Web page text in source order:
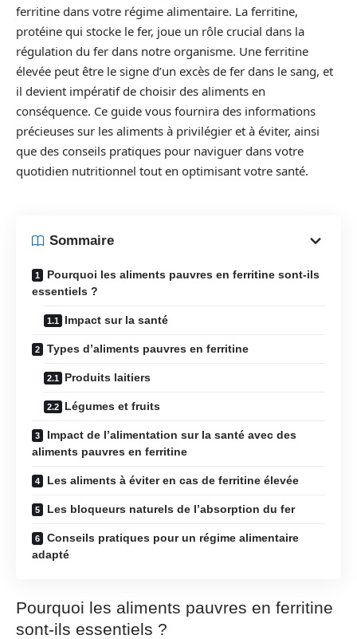
ferritine dans votre régime alimentaire. La ferritine,
protéine qui stocke le fer, joue un rôle crucial dans la
régulation du fer dans notre organisme. Une ferritine
élevée peut être le signe d’un excès de fer dans le sang, et
il devient impératif de choisir des aliments en
conséquence. Ce guide vous fournira des informations
précieuses sur les aliments à privilégier et à éviter, ainsi
que des conseils pratiques pour naviguer dans votre
quotidien nutritionnel tout en optimisant votre santé.
Sommaire
Pourquoi les aliments pauvres en ferritine sont-ils
essentiels ?
Impact sur la santé
Types d’aliments pauvres en ferritine
Produits laitiers
Légumes et fruits
Impact de l’alimentation sur la santé avec des
aliments pauvres en ferritine
Les aliments à éviter en cas de ferritine élevée
Les bloqueurs naturels de l’absorption du fer
Conseils pratiques pour un régime alimentaire
adapté
Pourquoi les aliments pauvres en ferritine
sont-ils essentiels ?